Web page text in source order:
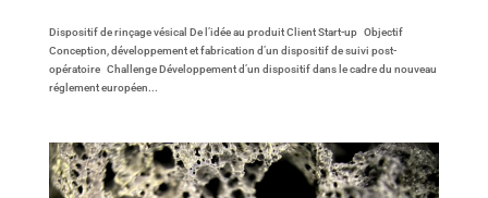
Dispositif de rinçage vésical De l’idée au produit Client Start-up Objectif
Conception, développement et fabrication d’un dispositif de suivi post-
opératoire Challenge Développement d’un dispositif dans le cadre du nouveau
réglement européen...